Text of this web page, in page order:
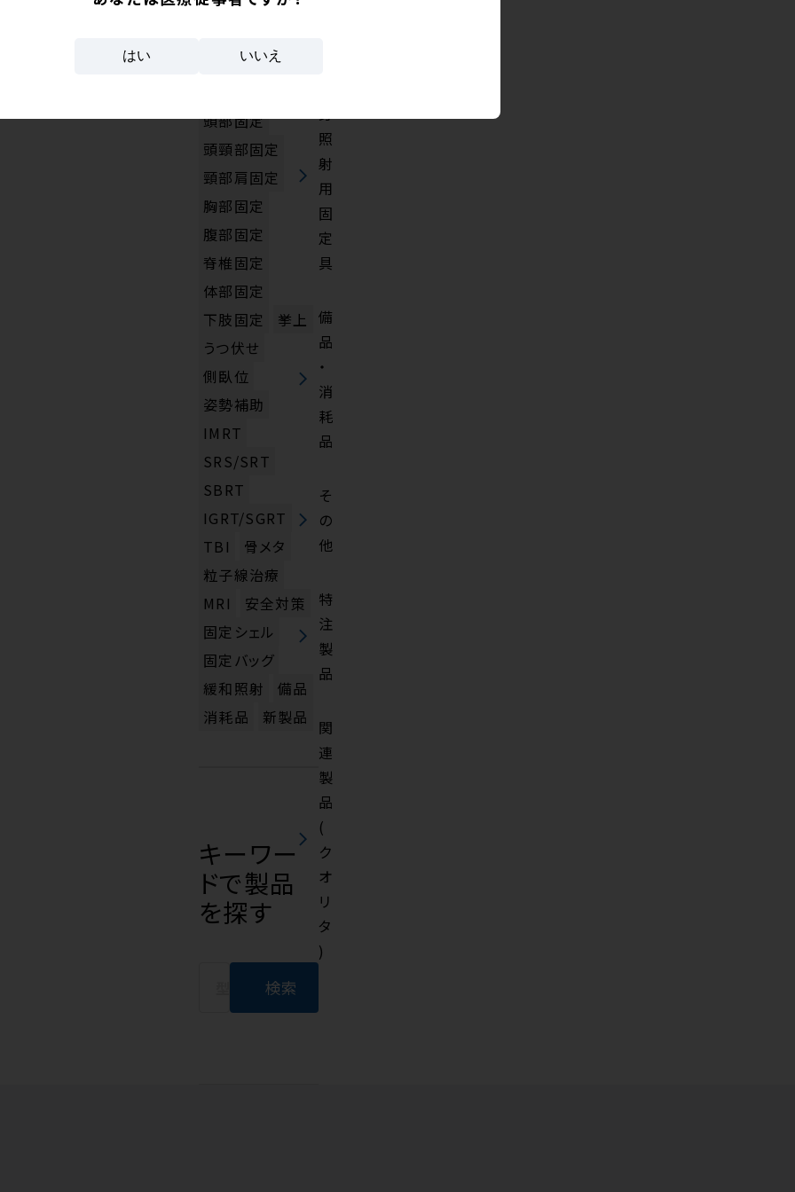
はい いいえ
頭部固定
頭頸部固定
頸部肩固定
胸部固定
腹部固定
脊椎固定
体部固定
下肢固定
挙上
うつ伏せ
側臥位
姿勢補助
IMRT
SRS/SRT
SBRT
IGRT/SGRT
TBI
骨メタ
粒子線治療
MRI
安全対策
固定シェル
固定バッグ
緩和照射
備品
消耗品
新製品
キーワー
ドで製品
を探す
照
射
用
固
定
具
備
品
・
消
耗
品
そ
の
他
特
注
製
品
関
連
製
品
(
ク
オ
リ
タ
)